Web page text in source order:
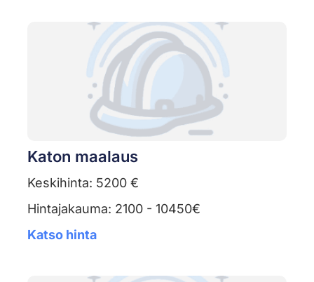
Katon maalaus
Keskihinta: 5200 €
Hintajakauma: 2100 - 10450€
Katso hinta